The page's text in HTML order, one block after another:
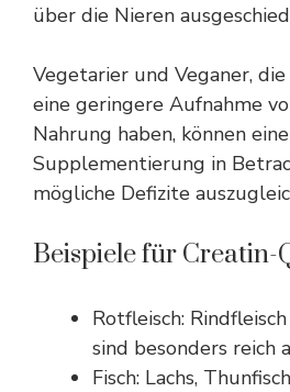
über die Nieren
Vegetarier und Veganer,
eine geringere Aufnahme
Nahrung haben, können eine
Supplementierung in
mögliche Defizite
Beispiele für Creatin-
Rotfleisch:
sind besonders reich
Fisch: Lachs,